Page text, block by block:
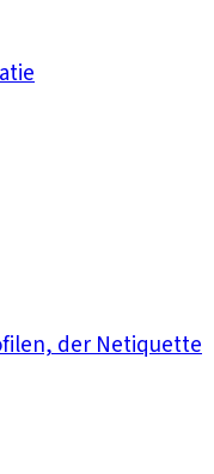
der Netiquette